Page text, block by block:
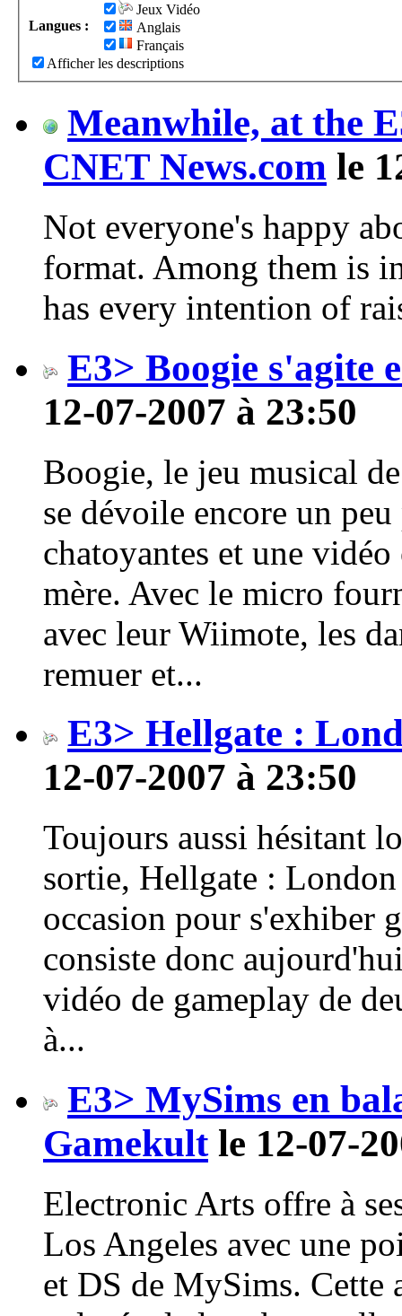
Jeux Vidéo
Langues :
Anglais
Français
Afficher les descriptions
Meanwhile, at the
CNET News.com le
Not everyone's happy
format. Among them is
has every intention of
E3> Boogie s'agite
12-07-2007 à 23:50
Boogie, le jeu musical
se dévoile encore un
chatoyantes et une
mère. Avec le micro
avec leur Wiimote, les
remuer et...
E3> Hellgate :
12-07-2007 à 23:50
Toujours aussi hésitant
sortie, Hellgate : London
occasion pour s'exhiber
consiste donc
vidéo de gameplay de
à...
E3> MySims en
Gamekultle 12-07-
Electronic Arts offre à
Los Angeles avec une
et DS de MySims. Cette